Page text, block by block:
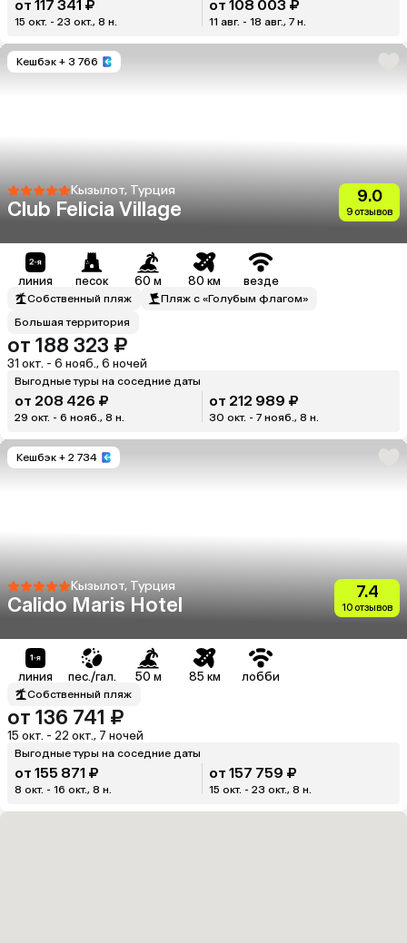
от 117 341 ₽
15 окт. - 23 окт., 8 н.
от 108 003 ₽
11 авг. - 18 авг., 7 н.
Кешбэк + 3 766
Кызылот, Турция
Club Felicia Village
9.0
9 отзывов
линия песок 60 м 80 км везде
Собственный пляж
Пляж с «Голубым флагом»
Большая территория
от 188 323 ₽
31 окт. - 6 нояб., 6 ночей
Выгодные туры на соседние даты
от 208 426 ₽
29 окт. - 6 нояб., 8 н.
от 212 989 ₽
30 окт. - 7 нояб., 8 н.
Кешбэк + 2 734
Кызылот, Турция
Calido Maris Hotel
7.4
10 отзывов
линия пес./гал. 50 м 85 км лобби
Собственный пляж
от 136 741 ₽
15 окт. - 22 окт., 7 ночей
Выгодные туры на соседние даты
от 155 871 ₽
8 окт. - 16 окт., 8 н.
от 157 759 ₽
15 окт. - 23 окт., 8 н.